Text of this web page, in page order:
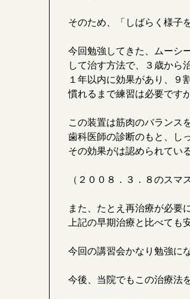
そのため、「しばらく様子
今回勉強してきた、ムーシ
して治す方法で、３歳から
１年以内に効果があり、９
慣れるまで練習は必要です
この装置は筋肉のバランス
歯科医師の診断のもと、し
その効果がは認められてい
（２００８．３．８のスマ
また、たとえ再治療が必要
上記の早期治療と比べても
今回の講習会かなり勉強に
今後、当院でもこの治療法